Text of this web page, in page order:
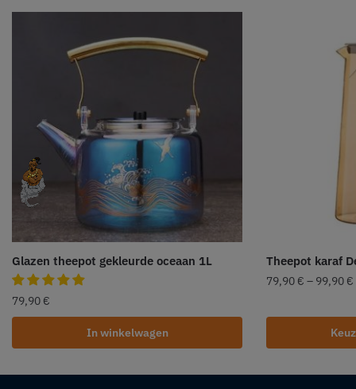
Glazen theepot gekleurde oceaan 1L
79,90 €
In winkelwagen
Theepot karaf
79,90 € – 99,90 €